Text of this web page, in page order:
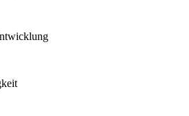
ntwicklung